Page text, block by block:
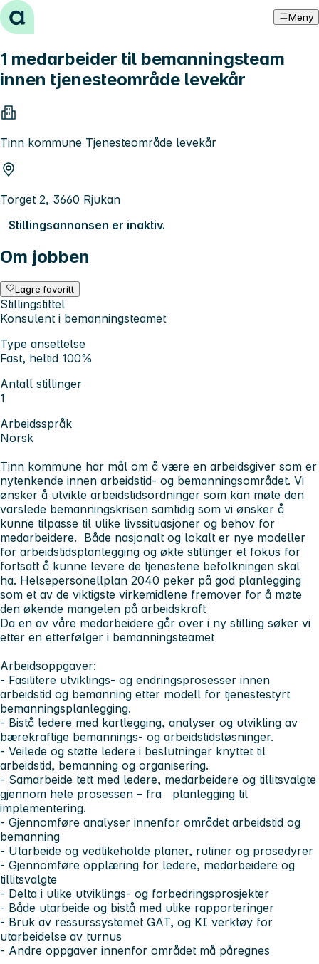
Hopp til innhold Meny
1 medarbeider til bemanningsteam
innen tjenesteområde levekår
Tinn kommune Tjenesteområde levekår
Torget 2, 3660 Rjukan
Stillingsannonsen er inaktiv.
Om jobben
Lagre favoritt
Stillingstittel
Konsulent i bemanningsteamet
Type ansettelse
Fast, heltid 100%
Antall stillinger
1
Arbeidsspråk
Norsk
Tinn kommune har mål om å være en arbeidsgiver som er
nytenkende innen arbeidstid- og bemanningsområdet. Vi
ønsker å utvikle arbeidstidsordninger som kan møte den
varslede bemanningskrisen samtidig som vi ønsker å
kunne tilpasse til ulike livssituasjoner og behov for
medarbeidere. Både nasjonalt og lokalt er nye modeller
for arbeidstidsplanlegging og økte stillinger et fokus for
fortsatt å kunne levere de tjenestene befolkningen skal
ha. Helsepersonellplan 2040 peker på god planlegging
som et av de viktigste virkemidlene fremover for å møte
den økende mangelen på arbeidskraft
Da en av våre medarbeidere går over i ny stilling søker vi
etter en etterfølger i bemanningsteamet
Arbeidsoppgaver:
- Fasilitere utviklings- og endringsprosesser innen
arbeidstid og bemanning etter modell for tjenestestyrt
bemanningsplanlegging.
- Bistå ledere med kartlegging, analyser og utvikling av
bærekraftige bemannings- og arbeidstidsløsninger.
- Veilede og støtte ledere i beslutninger knyttet til
arbeidstid, bemanning og organisering.
- Samarbeide tett med ledere, medarbeidere og tillitsvalgte
gjennom hele prosessen – fra planlegging til
implementering.
- Gjennomføre analyser innenfor området arbeidstid og
bemanning
- Utarbeide og vedlikeholde planer, rutiner og prosedyrer
- Gjennomføre opplæring for ledere, medarbeidere og
tillitsvalgte
- Delta i ulike utviklings- og forbedringsprosjekter
- Både utarbeide og bistå med ulike rapporteringer
- Bruk av ressurssystemet GAT, og KI verktøy for
utarbeidelse av turnus
- Andre oppgaver innenfor området må påregnes